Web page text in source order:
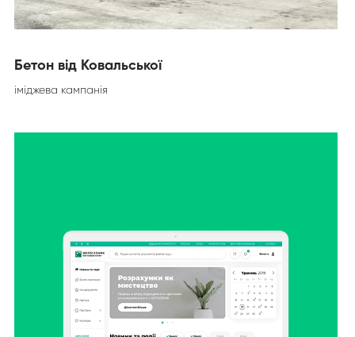
Бетон від Ковальської
іміджева кампанія